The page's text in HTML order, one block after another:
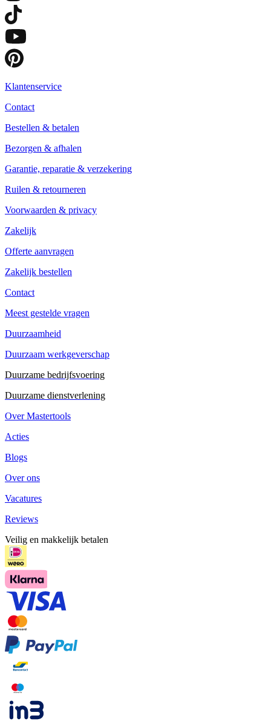
Klantenservice
Contact
Bestellen & betalen
Bezorgen & afhalen
Garantie, reparatie & verzekering
Ruilen & retourneren
Voorwaarden & privacy
Zakelijk
Offerte aanvragen
Zakelijk bestellen
Contact
Meest gestelde vragen
Duurzaamheid
Duurzaam werkgeverschap
Duurzame bedrijfsvoering
Duurzame dienstverlening
Over Mastertools
Acties
Blogs
Over ons
Vacatures
Reviews
Veilig en makkelijk betalen